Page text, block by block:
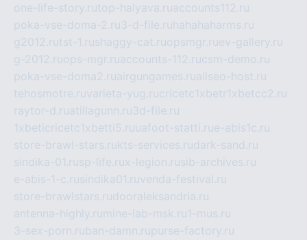
one-life-story.rutop-halyava.ruaccounts112.ru
poka-vse-doma-2.ru3-d-file.ru hahahaharms.ru
g2012.rutst-1.rushaggy-cat.ruopsmgr.ruev-gallery.ru
g-2012.ruops-mgr.ruaccounts-112.rucsm-demo.ru
poka-vse-doma2.ruairgungames.ruallseo-host.ru
tehosmotre.ruvarieta-yug.rucricetc1xbetr1xbetcc2.ru
raytor-d.ruatillagunn.ru3d-file.ru
1xbeticricetc1xbetti5.ruuafoot-statti.rue-abis1c.ru
store-brawl-stars.rukts-services.rudark-sand.ru
sindika-01.rusp-life.rux-legion.rusib-archives.ru
e-abis-1-c.rusindika01.ruvenda-festival.ru
store-brawlstars.rudooraleksandria.ru
antenna-highly.ru mine-lab-msk.ru1-mus.ru
3-sex-porn.ruban-damn.rupurse-factory.ru